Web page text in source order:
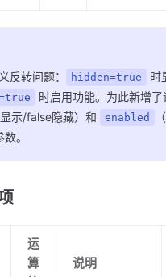
反转问题：
hidden=true
时
时启用功能。为此新增了
显示/false隐藏）和 enabled
。
运
算
说明